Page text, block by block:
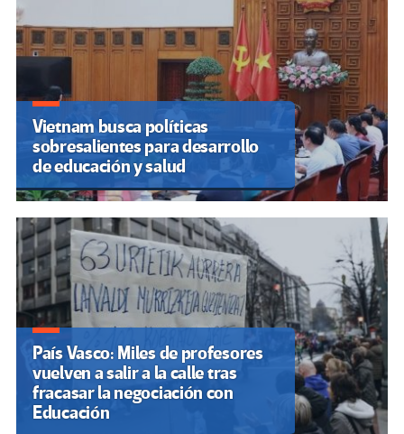
Vietnam busca políticas
sobresalientes para desarrollo
de educación y salud
País Vasco: Miles de profesores
vuelven a salir a la calle tras
fracasar la negociación con
Educación